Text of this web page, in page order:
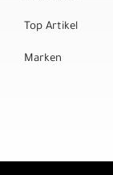
Top Artikel
Marken